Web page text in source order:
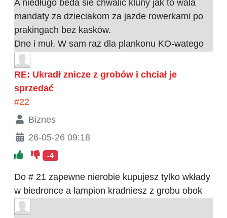
A niedługo beda sie chwalic kluny jak to wala
mandaty za dzieciakom za jazde rowerkami po
prakingach bez kasków.
Dno i muł. W sam raz dla plankonu KO-watego
RE: Ukradł znicze z grobów i chciał je
sprzedać
#22
Biznes
26-05-26 09:18
-4
Do # 21 zapewne nierobie kupujesz tylko wkłady
w biedronce a lampion kradniesz z grobu obok